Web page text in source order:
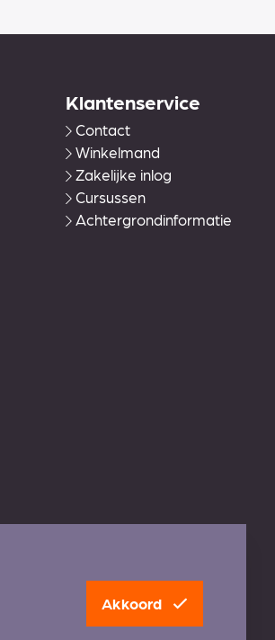
Klantenservice
Contact
Winkelmand
Zakelijke inlog
Cursussen
Achtergrondinformatie
Akkoord